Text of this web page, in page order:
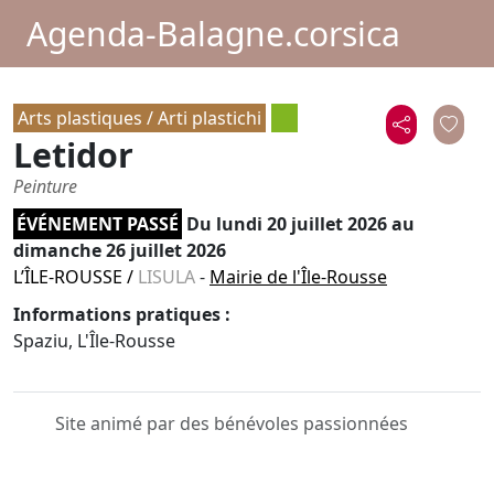
Agenda-Balagne.corsica
Arts plastiques / Arti plastichi
Letidor
Peinture
ÉVÉNEMENT PASSÉ Du lundi 20 juillet 2026au
dimanche 26 juillet 2026
L’ÎLE-ROUSSE / LISULA- Mairie de l'Île-Rousse
Informations pratiques :
Spaziu, L'Île-Rousse
Site animé par des bénévoles passionnées